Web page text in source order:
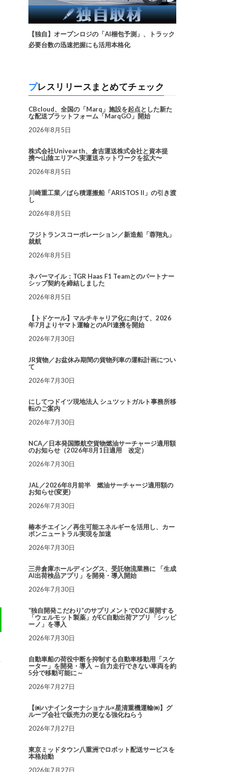
【独自】オープンロジの「AI梱包予測」、トラック
必要台数の迅速把握にも活用本格化
プレスリリースまとめてチェック
CBcloud、全国の「Marq」施設を起点とした新た
な配送プラットフォーム「MarqGO」開始
2026年8月5日
株式会社Univearth、倉吉運送株式会社と資本提
携〜山陰エリアへ実運送ネットワークを拡大〜
2026年8月5日
川崎重工業／ばら積運搬船「ARISTOS II」の引き渡
し
2026年8月5日
フジトランスコーポレーション／新造船「蓉翔丸」
就航
2026年8月5日
ネバーマイル：TGR Haas F1 Teamとのパートナー
シップ契約を締結しました
2026年8月5日
【トドケール】マルチキャリア化に向けて、2026
年7月よりヤマト運輸とのAPI連携を開始
2026年7月30日
JR貨物／お盆休み期間の貨物列車の運転計画につい
て
2026年7月30日
にしてつドイツ現地法人 シュツットガルト事務所移
転のご案内
2026年7月30日
NCA／日本発国際航空貨物燃油サーチャージ適用額
のお知らせ（2026年8月1日適用 改定）
2026年7月30日
JAL／2026年8月前半 燃油サーチャージ適用額の
お知らせ(変更)
2026年7月30日
椿本チエイン／再生可能エネルギーを活用し、カー
ボンニュートラル実現を加速
2026年7月30日
三井倉庫ホールディングス、受託物流業務に 「生成
AI出荷検品アプリ」を開発・導入開始
2026年7月30日
“独自開発こだわり”のサプリメントでD2C展開する
「ウェルモット製薬」がEC自動出荷アプリ「シッピ
ーノ」を導入
2026年7月30日
自動車船の荷役中断を抑制する自動車移動用「スケ
ーター」を開発・導入 ～自力走行できない車両を約
5分で移動可能に～
2026年7月27日
【㈱ハナインターナショナル×星清重機運輸㈱】グ
ループ会社で販売力の更なる強化ねらう
2026年7月27日
東京ミッドタウン八重洲でロボット配送サービスを
本格始動
2026年7月27日